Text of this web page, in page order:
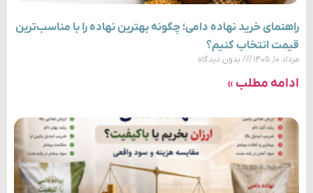
راهنمای خرید نهاده دامی؛ چگونه بهترین نهاده را با مناسب‌ترین
قیمت انتخاب کنیم؟
مرداد ۱۰, ۱۴۰۵ بدون دیدگاه
ادامه مطلب »